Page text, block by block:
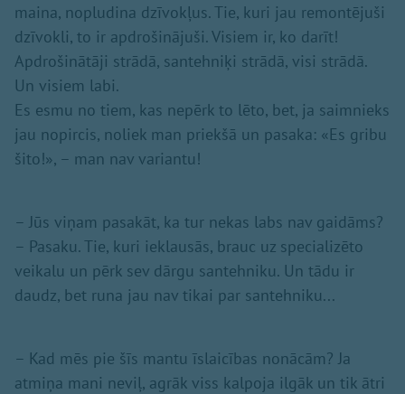
maina, nopludina dzīvokļus. Tie, kuri jau remontējuši
dzīvokli, to ir apdrošinājuši. Visiem ir, ko darīt!
Apdrošinātāji strādā, santehniķi strādā, visi strādā.
Un visiem labi.
Es esmu no tiem, kas nepērk to lēto, bet, ja saimnieks
jau nopircis, noliek man priekšā un pasaka: «Es gribu
šito!», – man nav variantu!
– Jūs viņam pasakāt, ka tur nekas labs nav gaidāms?
– Pasaku. Tie, kuri ieklausās, brauc uz specializēto
veikalu un pērk sev dārgu santehniku. Un tādu ir
daudz, bet runa jau nav tikai par santehniku...
– Kad mēs pie šīs mantu īslaicības nonācām? Ja
atmiņa mani neviļ, agrāk viss kalpoja ilgāk un tik ātri